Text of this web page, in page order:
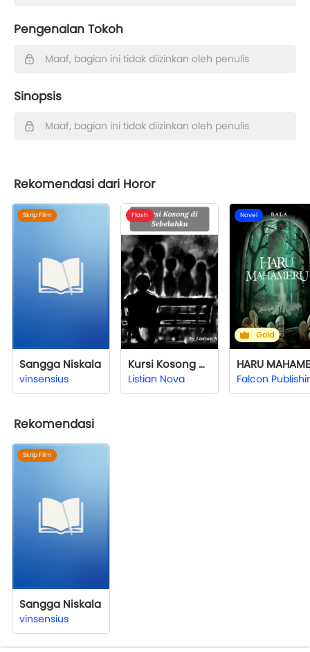
Pengenalan Tokoh
Maaf, bagian ini tidak diizinkan oleh penulis
Sinopsis
Maaf, bagian ini tidak diizinkan oleh penulis
Rekomendasi dari Horor
Skrip Film
Sangga Niskala
vinsensius
Flash
Kursi Kosong di Sebelahku
Listian Nova
Novel
Gold
Falcon
Rekomendasi
Skrip Film
Sangga Niskala
vinsensius